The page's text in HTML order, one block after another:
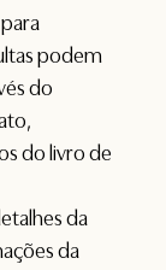
podem
do
,
do livro de
da
da